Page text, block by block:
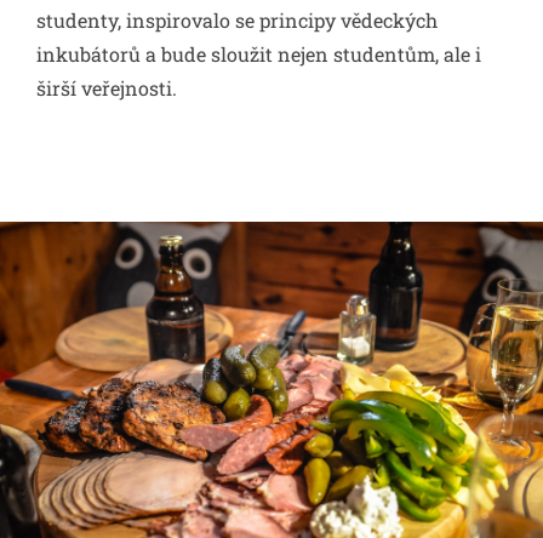
studenty, inspirovalo se principy vědeckých
inkubátorů a bude sloužit nejen studentům, ale i
širší veřejnosti.